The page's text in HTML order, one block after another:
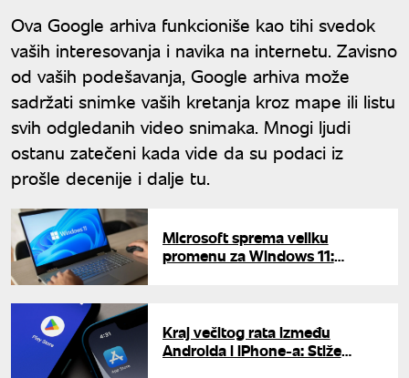
Ova Google arhiva funkcioniše kao tihi svedok
vaših interesovanja i navika na internetu. Zavisno
od vaših podešavanja, Google arhiva može
sadržati snimke vaših kretanja kroz mape ili listu
svih odgledanih video snimaka. Mnogi ljudi
ostanu zatečeni kada vide da su podaci iz
prošle decenije i dalje tu.
Microsoft sprema veliku
promenu za Windows 11:
Kraj večitog rata između
Androida i iPhone-a: Stiže